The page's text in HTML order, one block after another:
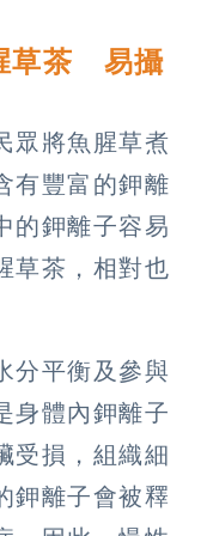
草茶 易攝
眾將魚腥草煮
有豐富的鉀離
的鉀離子容易
草茶，相對也
分平衡及參與
身體內鉀離子
受損，組織細
鉀離子會被釋